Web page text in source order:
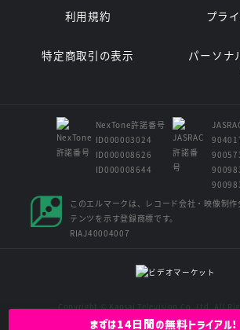
まずは14日間の無料トライア
利用規約 プラ
特定商取引の表示
パーソナ
NexTone許諾番号
ID000003024
ID000008626
ID000008644
このエルマークは、レコード会社・映像制
テンツを示す登録商標です。
RIAJ40004007
Copyright © Kansai Television Co. Ltd. All